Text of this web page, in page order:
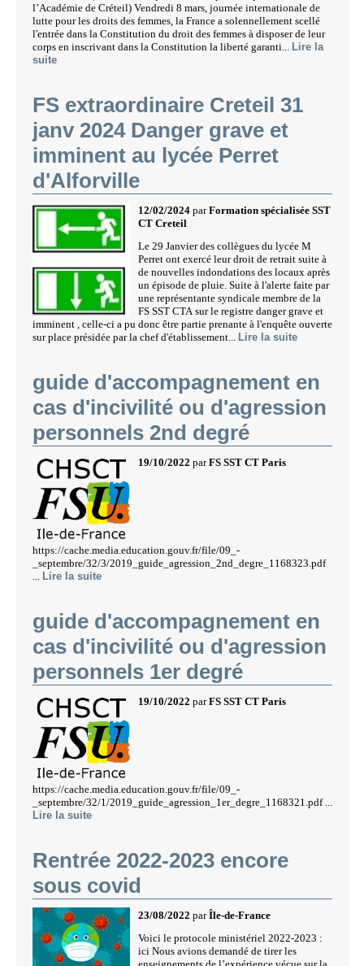
l’Académie de Créteil) Vendredi 8 mars, journée internationale de
lutte pour les droits des femmes, la France a solennellement scellé
l'entrée dans la Constitution du droit des femmes à disposer de leur
corps en inscrivant dans la Constitution la liberté garanti...
Lire la
suite
FS extraordinaire Creteil 31
janv 2024 Danger grave et
imminent au lycée Perret
d'Alforville
12/02/2024 parFormation spécialisée SST
CT Creteil
Le 29 Janvier des collègues du lycée M
Perret ont exercé leur droit de retrait suite à
de nouvelles indondations des locaux après
un épisode de pluie. Suite à l'alerte faite par
une représentante syndicale membre de la
FS SST CTA sur le registre danger grave et
imminent , celle-ci a pu donc être partie prenante à l'enquête ouverte
sur place présidée par la chef d'établissement...
Lire la suite
guide d'accompagnement en
cas d'incivilité ou d'agression
personnels 2nd degré
19/10/2022 parFS SST CT Paris
https://cache.media.education.gouv.fr/file/09_-
_septembre/32/3/2019_guide_agression_2nd_degre_1168323.pdf
Lire la suite
guide d'accompagnement en
cas d'incivilité ou d'agression
personnels 1er degré
19/10/2022 parFS SST CT Paris
https://cache.media.education.gouv.fr/file/09_-
_septembre/32/1/2019_guide_agression_1er_degre_1168321.pdf ...
Lire la suite
Rentrée 2022-2023 encore
sous covid
23/08/2022 parÎle-de-France
Voici le protocole ministériel 2022-2023 :
ici Nous avions demandé de tirer les